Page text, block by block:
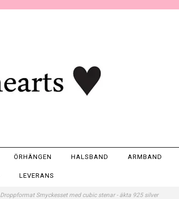
ÖRHÄNGEN HALSBAND ARMBAND
LEVERANS
Droppformat Smyckesset med cubic stenar - äkta 925 silver